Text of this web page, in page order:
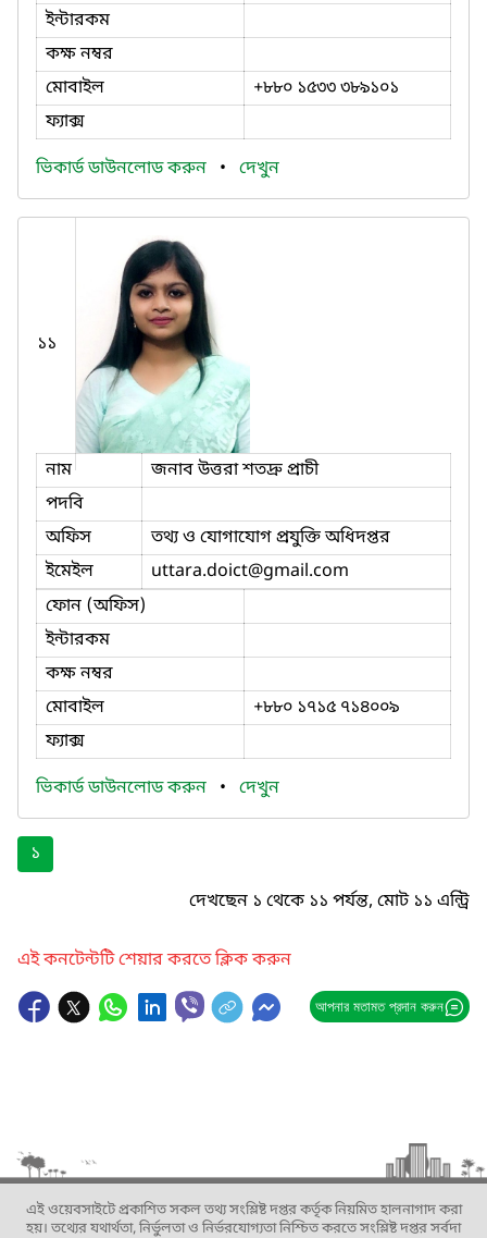
ইন্টারকম
কক্ষ নম্বর
মোবাইল
+৮৮০ ১৫৩৩ ৩৮৯১০১
ফ্যাক্স
ভিকার্ড ডাউনলোড করুন • দেখুন
১১
নাম
জনাব উত্তরা শতদ্রু প্রাচী
পদবি
অফিস
তথ্য ও যোগাযোগ প্রযুক্তি অধিদপ্তর
ইমেইল
uttara.doict@gmail.com
ফোন (অফিস)
ইন্টারকম
কক্ষ নম্বর
মোবাইল
+৮৮০ ১৭১৫ ৭১৪০০৯
ফ্যাক্স
ভিকার্ড ডাউনলোড করুন • দেখুন
১
দেখছেন ১ থেকে ১১ পর্যন্ত, মোট ১১ এন্ট্রি
এই কনটেন্টটি শেয়ার করতে ক্লিক করুন
আপনার মতামত প্রদান করুন
এই ওয়েবসাইটে প্রকাশিত সকল তথ্য সংশ্লিষ্ট দপ্তর কর্তৃক নিয়মিত হালনাগাদ করা
হয়। তথ্যের যথার্থতা, নির্ভুলতা ও নির্ভরযোগ্যতা নিশ্চিত করতে সংশ্লিষ্ট দপ্তর সর্বদা